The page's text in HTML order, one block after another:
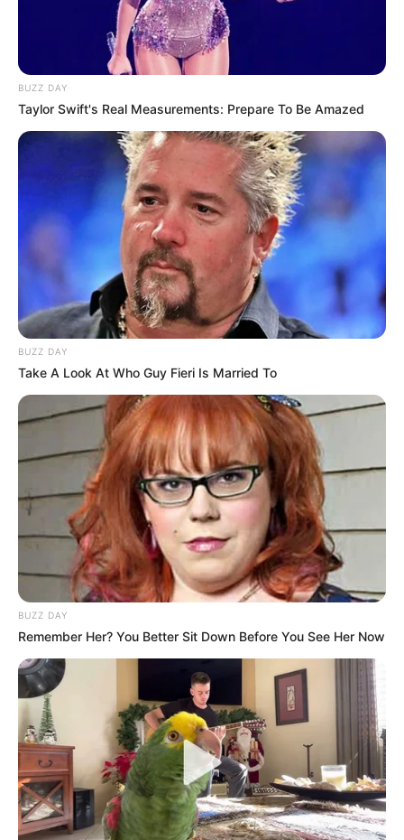
Kabarett online Puzzle
Hier gibt es Tipps, wie man eineFerienwohnung
gestalten
kann.
Hier kann jede Adresse in Marbach am Neckar
auf der
Landkarte gesucht werden.
Weitere Veranstaltungen in Baden-Württemberg
und Ticketverkauf für Marbach am Neckar und
ganz Deutschland:
Veranstaltungsplan für Marbach am Neckar
EVE
NTIM Ticketshop für ganz Deutschland.
Rock, Pop, Schlager & Musical in Deutschland
Auswahl von regelmäßig stattfindenden
Veranstaltungen in Baden-Württemberg (z.B.
Volks- und Stadtfeste):
Schlossbeleuchtung Heidelberg
Freilichtspiele Schwäbisch Hall
Seenachtsfest Konstanz
Talmarkt in Bad Wimmpfen
Karneval und Fasching in Baden-Württemberg
Volksfest Cannstadter Wasen
Weihnachtsmärkte in Baden-Württemberg
Volksfeste in Baden-Württemberg
Links zu Veranstaltungen in Baden-Württemberg:
BUZZ DAY
Taylor Swift's Real Measurements: Prepare To Be Amazed
BUZZ DAY
Take A Look At Who Guy Fieri Is Married To
BUZZ DAY
Remember Her? You Better Sit Down Before You See Her Now